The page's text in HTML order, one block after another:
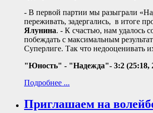
- В первой партии мы разыграли
переживать, задергались, в итоге
Ялунина. - К счастью, нам удалось
побеждать с максимальным
Суперлиге. Так что недооценивать
"Юность" - "Надежда"- 3:2 (25:18,
Подробнее ...
Приглашаем на